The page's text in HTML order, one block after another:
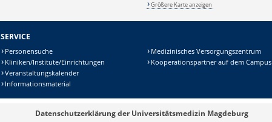
Größere Karte anzeigen
SERVICE
Personensuche
Kliniken/Institute/Einrichtungen
Veranstaltungskalender
Informationsmaterial
Medizinisches Versorgungszentrum
Kooperationspartner auf dem Campus
Datenschutzerklärung der Universitätsmedizin Magdeburg